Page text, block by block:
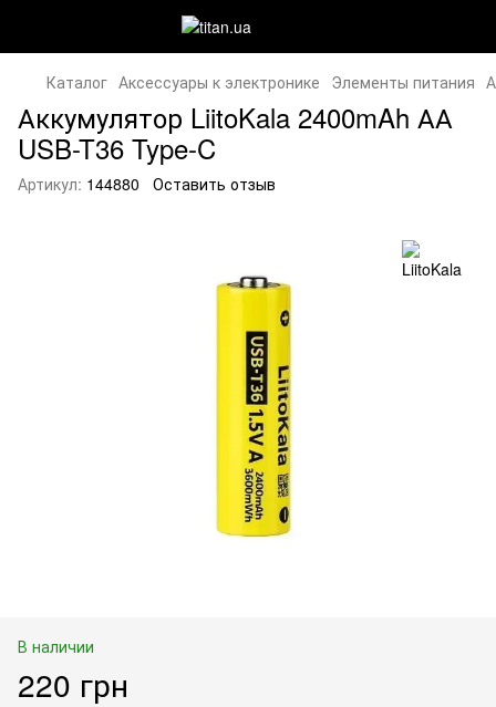
Каталог Аксессуары к электронике Элементы питания
Аккумулятор LiitoKala 2400mAh АА
USB-T36 Type-C
Артикул: 144880 Оставить отзыв
В наличии
220 грн